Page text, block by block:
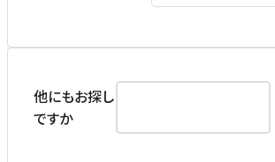
他にもお探し
ですか